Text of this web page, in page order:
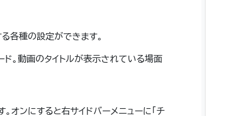
各種の設定ができます。
。動画のタイトルが表示されている場面
オンにすると右サイドバーメニューに「チ